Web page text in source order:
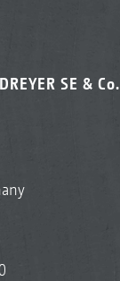
SE & Co.